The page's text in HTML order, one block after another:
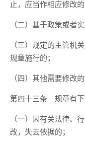
止，应当作相应修改的
（二）基于政策或者
（三）规定的主管机
规章施行的；
（四）其他需要修改的
第四十三条 规章有下
（一）因有关法律、
改，失去依据的；